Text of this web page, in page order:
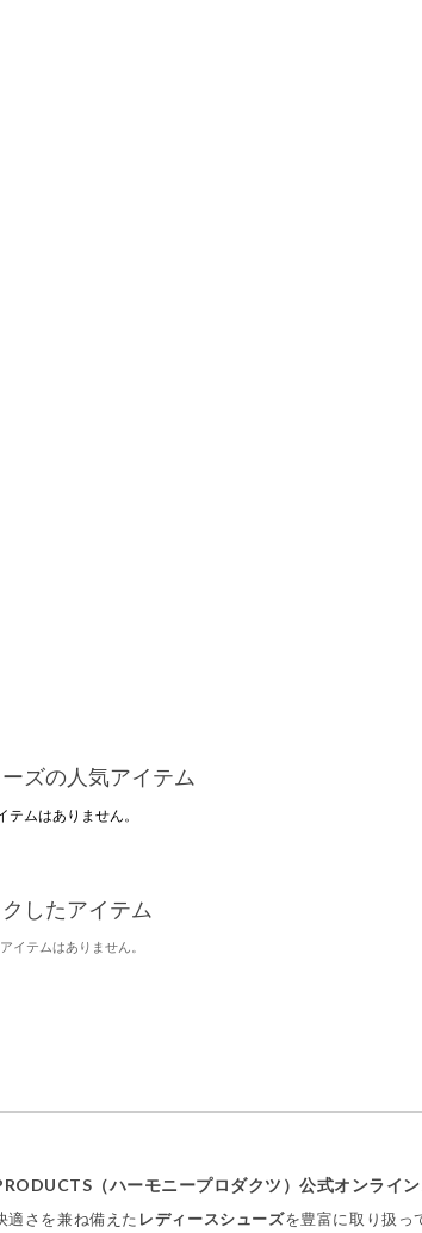
ズの人気アイテム
テムはありません。
したアイテム
イテムはありません。
（ハーモニープロダクツ）公式オンライ
適さを兼ね備えた レディースシューズを豊富に取り扱っ